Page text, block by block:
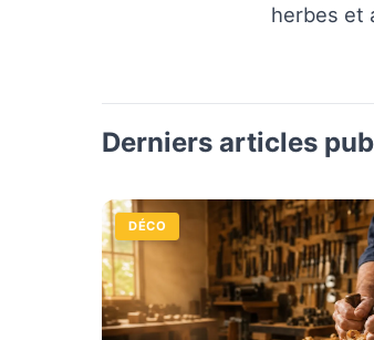
herbes et
Derniers articles
DÉCO